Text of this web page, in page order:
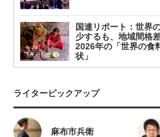
国連リポート：世界
少するも、地域間格
2026年の「世界の食
状」
ライターピックアップ
麻布市兵衛